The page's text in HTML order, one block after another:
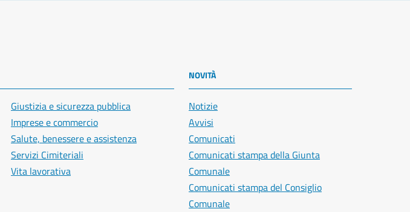
Giustizia e sicurezza pubblica
Imprese e commercio
Salute, benessere e assistenza
Servizi Cimiteriali
Vita lavorativa
NOVITÀ
Notizie
Avvisi
Comunicati
Comunicati stampa della Giunta
Comunale
Comunicati stampa del Consiglio
Comunale